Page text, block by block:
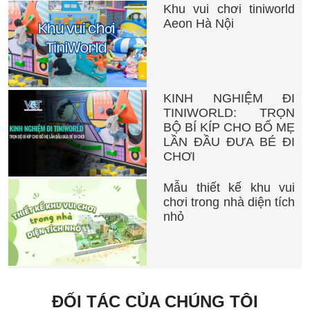
Khu vui chơi tiniworld
Aeon Hà Nội
KINH NGHIỆM ĐI
TINIWORLD: TRỌN
BỘ BÍ KÍP CHO BỐ MẸ
LẦN ĐẦU ĐƯA BÉ ĐI
CHƠI
Mẫu thiết kế khu vui
chơi trong nhà diện tích
nhỏ
ĐỐI TÁC CỦA CHÚNG TÔI